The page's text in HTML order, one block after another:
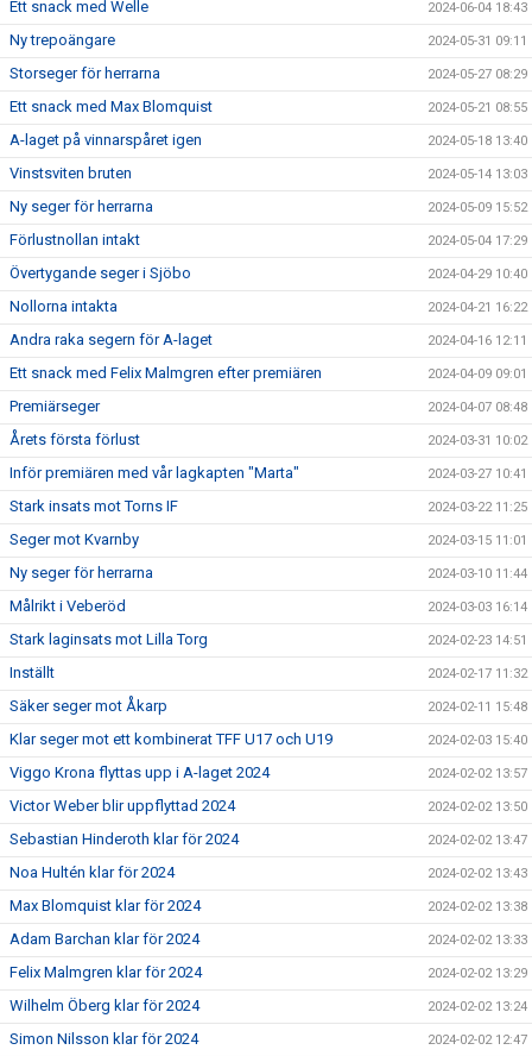
Ett snack med Welle 2024-06-04 18:43
Ny trepoängare 2024-05-31 09:11
Storseger för herrarna 2024-05-27 08:29
Ett snack med Max Blomquist 2024-05-21 08:55
A-laget på vinnarspåret igen 2024-05-18 13:40
Vinstsviten bruten 2024-05-14 13:03
Ny seger för herrarna 2024-05-09 15:52
Förlustnollan intakt 2024-05-04 17:29
Övertygande seger i Sjöbo 2024-04-29 10:40
Nollorna intakta 2024-04-21 16:22
Andra raka segern för A-laget 2024-04-16 12:11
Ett snack med Felix Malmgren efter premiären 2024-04-09 09:01
Premiärseger 2024-04-07 08:48
Årets första förlust 2024-03-31 10:02
Inför premiären med vår lagkapten "Marta" 2024-03-27 10:41
Stark insats mot Torns IF 2024-03-22 11:25
Seger mot Kvarnby 2024-03-15 11:01
Ny seger för herrarna 2024-03-10 11:44
Målrikt i Veberöd 2024-03-03 16:14
Stark laginsats mot Lilla Torg 2024-02-23 14:51
Inställt 2024-02-17 11:32
Säker seger mot Åkarp 2024-02-11 15:48
Klar seger mot ett kombinerat TFF U17 och U19 2024-02-03 15:40
Viggo Krona flyttas upp i A-laget 2024 2024-02-02 13:57
Victor Weber blir uppflyttad 2024 2024-02-02 13:50
Sebastian Hinderoth klar för 2024 2024-02-02 13:47
Noa Hultén klar för 2024 2024-02-02 13:43
Max Blomquist klar för 2024 2024-02-02 13:38
Adam Barchan klar för 2024 2024-02-02 13:33
Felix Malmgren klar för 2024 2024-02-02 13:29
Wilhelm Öberg klar för 2024 2024-02-02 13:24
Simon Nilsson klar för 2024 2024-02-02 12:47